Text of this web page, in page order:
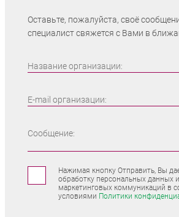
Оставьте, пожалуйста, своё
специалист свяжется с Вами в
Название организации:
E-mail организации:
Сообщение:
Нажимая кнопку Отправить, Вы
обработку персональных данных
маркетинговых коммуникаций в
условиями Политики